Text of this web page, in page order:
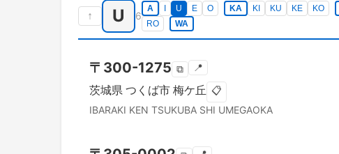
↑ U 6
A U E O KA KI KU KE KO
RO
WA
〒 300-1275 ⧉ 📍
茨城県 つくば市 梅ケ丘 📋
IBARAKI KEN TSUKUBA SHI UMEGAOKA